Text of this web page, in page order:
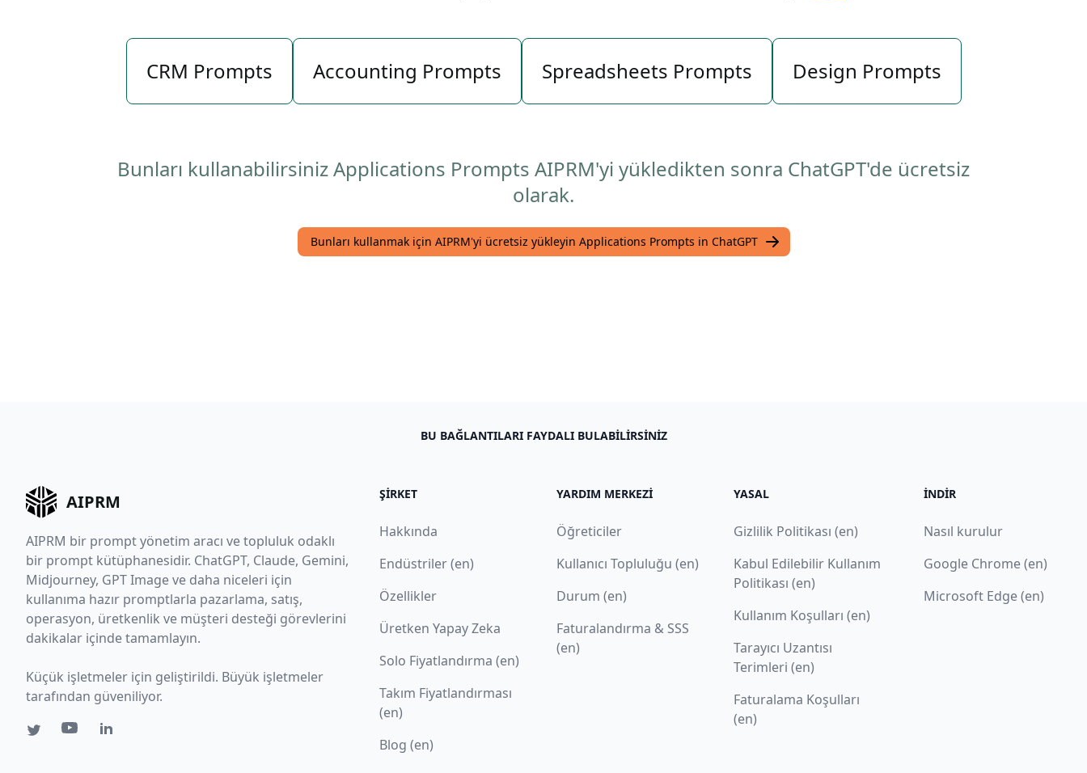
CRM Prompts Accounting Prompts Spreadsheets Prompts Design Prompts
Bunları kullanabilirsiniz Applications Prompts AIPRM'yi yükledikten sonra ChatGPT'de ücretsiz
olarak.
Bunları kullanmak için AIPRM'yi ücretsiz yükleyin Applications Prompts in ChatGPT
BU BAĞLANTILARI FAYDALI BULABILIRSINIZ
AIPRM
AIPRM bir prompt yönetim aracı ve topluluk odaklı
bir prompt kütüphanesidir. ChatGPT, Claude, Gemini,
Midjourney, GPT Image ve daha niceleri için
kullanıma hazır promptlarla pazarlama, satış,
operasyon, üretkenlik ve müşteri desteği görevlerini
dakikalar içinde tamamlayın.
Küçük işletmeler için geliştirildi. Büyük işletmeler
tarafından güveniliyor.
ŞIRKET
Hakkında
Endüstriler (en)
Özellikler
Üretken Yapay Zeka
Solo Fiyatlandırma (en)
Takım Fiyatlandırması
(en)
Blog (en)
YARDIM MERKEZI
Öğreticiler
Kullanıcı Topluluğu (en)
Durum (en)
Faturalandırma & SSS
(en)
YASAL
Gizlilik Politikası (en)
Kabul Edilebilir Kullanım
Politikası (en)
Kullanım Koşulları (en)
Tarayıcı Uzantısı
Terimleri (en)
Faturalama Koşulları
(en)
İNDIR
Nasıl kurulur
Google Chrome (en)
Microsoft Edge (en)